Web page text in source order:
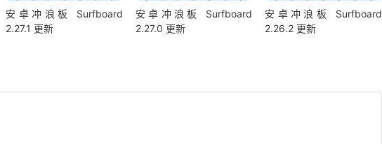
安卓冲浪板 Surfboard
2.27.1 更新
安卓冲浪板 Surfboard
2.27.0 更新
安卓冲浪板 Surfboard
2.26.2 更新